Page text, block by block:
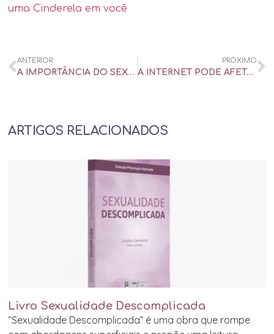
uma Cinderela em você
ANTERIOR
A IMPORTÂNCIA DO SEXO NA VIDA DOS CASAIS
PRÓXIMO
A INTERNET PODE AFETAR O RELACIONAMENTO?
ARTIGOS RELACIONADOS
Livro Sexualidade Descomplicada
“Sexualidade Descomplicada” é uma obra que rompe